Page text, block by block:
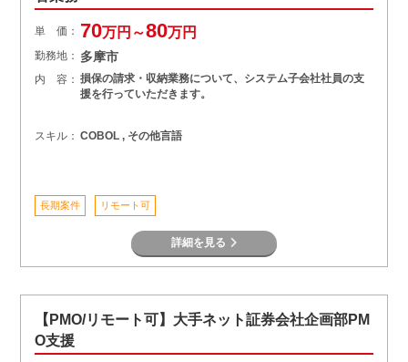
単 価： 70万円～80万円
勤務地： 多摩市
内 容： 損保の請求・収納業務について、システム子会社社員の支
援を行っていただきます。
スキル： COBOL , その他言語
長期案件 リモート可
詳細を見る
【PMO/リモート可】大手ネット証券会社企画部PM
O支援